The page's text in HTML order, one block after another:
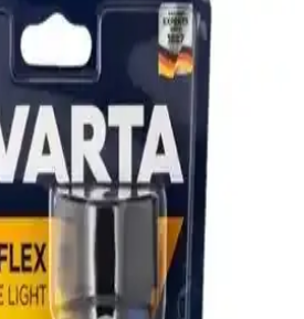
ve Nanopro Kafa Feneri
ve Kullanım Özellikleri
Ardinyo Ultra Güçlü el feneri ve
kullanım alanları ve özellikleriyle öne
en uygun aydınlatma
olur.
El Feneri: Hafif, Güçlü ve
Çözümü
Feneri, hafifliği ve güçlü ışık
ve dış ortam kullanımı için ideal, üç
çözümüdür.